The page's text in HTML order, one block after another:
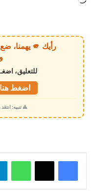
ي
م
ي
رأيك 🫵
للتعليق،
اضغط هنا
⚠️ تنبيه:
واتساب